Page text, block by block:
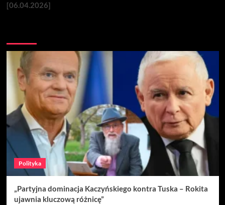
[06.04.2026]
Polityka
„Partyjna dominacja Kaczyńskiego kontra Tuska – Rokita
ujawnia kluczową różnicę”